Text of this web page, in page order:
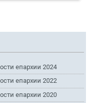
епархии 2024
епархии 2022
епархии 2020